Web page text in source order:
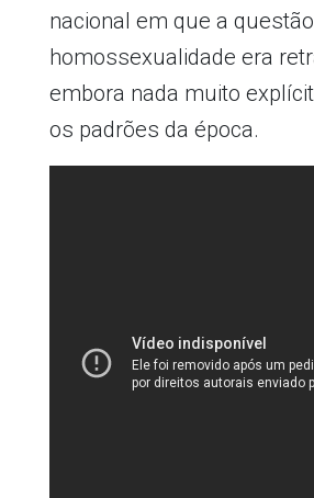
nacional em que a
homossexualidade era
embora nada muito
os padrões da época.